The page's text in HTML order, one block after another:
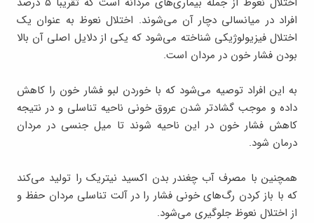
افراد در میانسالی دچار آن می‌شوند. اختلال نعوظ به عنوان یک
اختلال فیزیولوژیکی شناخته می‌شود که یکی از دلایل اصلی آن بالا
بودن فشار خون در مردان است.
به این افراد توصیه می‌شود که با خوردن لبو فشار خون را کاهش
داده و موجب گشادتر شدن عروق خونی ناحیه تناسلی و در نتیجه
کاهش فشار خون در این ناحیه شوند تا میل جنسی در مردان
درمان شود.
همچنین با مصرف آب چغندر بدن اکسید نیتریک را تولید می‌کند
که با باز کردن رگ‌های خونی فشار را در آلت تناسلی مردان حفظ و
از اختلال نعوظ جلوگیری می‌شود.